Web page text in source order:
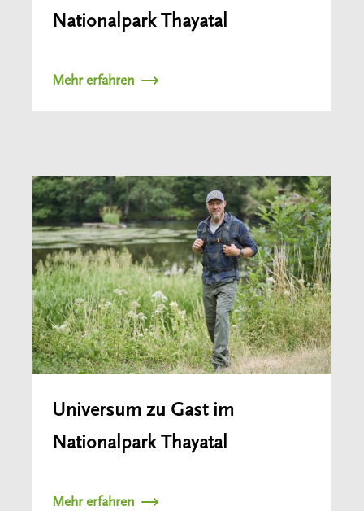
Nationalpark Thayatal
Mehr erfahren
Universum zu Gast im
Nationalpark Thayatal
Mehr erfahren